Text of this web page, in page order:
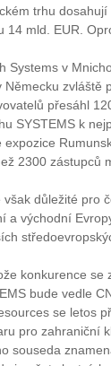
trhu
14 mld. EUR.
Systems v
Německu zvláště
přesáhl
SYSTEMS k
expozice
2300 zástupců
však důležité pro
a východní
konkurence se
bude vedle
se letos
pro zahraniční
souseda